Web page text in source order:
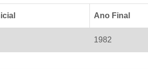
Ano Final
1982